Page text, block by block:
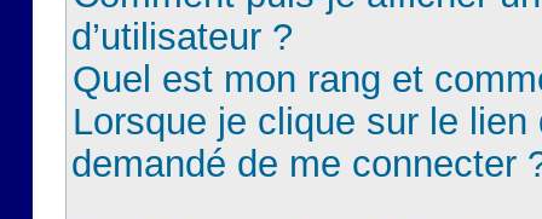
d’utilisateur ?
Quel est mon rang et
Lorsque je clique sur le lien
demandé de me connecter